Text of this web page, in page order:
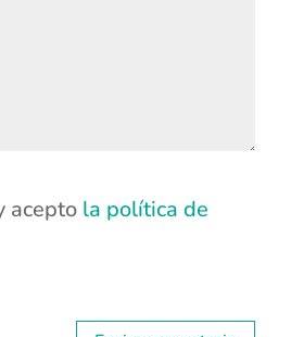
acepto la política de